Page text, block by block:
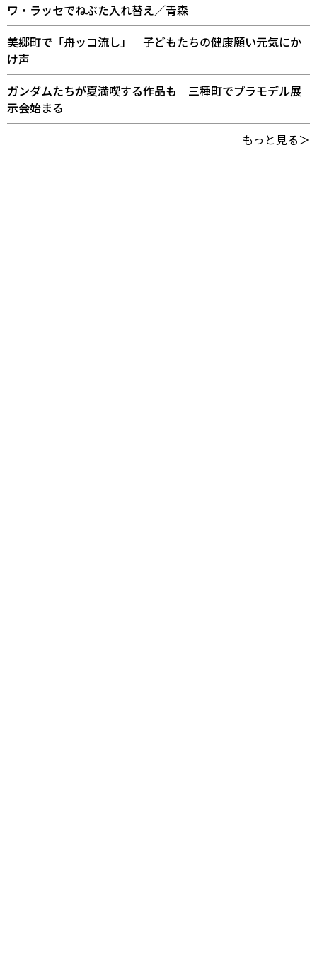
ワ・ラッセでねぶた入れ替え／青森
美郷町で「舟ッコ流し」 子どもたちの健康願い元気にか
け声
ガンダムたちが夏満喫する作品も 三種町でプラモデル展
示会始まる
もっと見る＞